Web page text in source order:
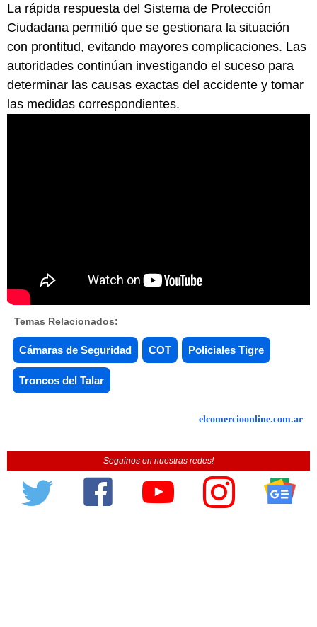
La rápida respuesta del Sistema de Protección
Ciudadana permitió que se gestionara la situación
con prontitud, evitando mayores complicaciones. Las
autoridades continúan investigando el suceso para
determinar las causas exactas del accidente y tomar
las medidas correspondientes.
Temas Relacionados:
Cámaras de Seguridad COT Policiales Tigre
Troncos del Talar
elcomercioonline.com.ar
Seguinos en nuestras redes!